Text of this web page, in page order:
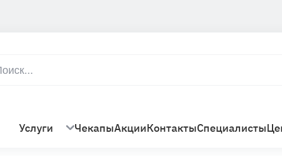
Услуги ЧекапыАкцииКонтактыСпециалисты